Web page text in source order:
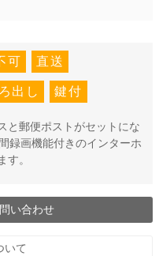
可 直送
出し 鍵付
と郵便ポストがセットにな
録画機能付きのインターホ
す。
い合わせ
いて